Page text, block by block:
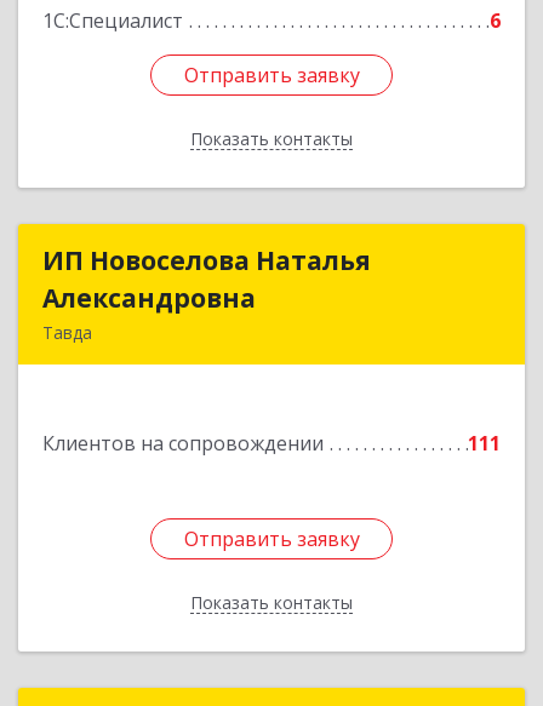
1С:Специалист
6
Отправить заявку
Показать контакты
Отправить заявку
Назад
ИП Новоселова Наталья
Александровна
Тавда
Клиентов на сопровождении 111
Отправить заявку
Показать контакты
ИП Новоселова Наталья
Подробнее
Отправить заявку
Назад